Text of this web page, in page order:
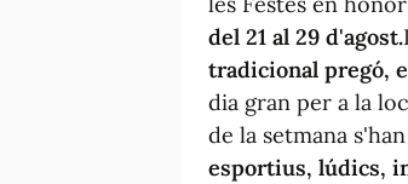
del 21 al 29 d'agost.
tradicional pregó,
dia gran per a la
de la setmana
esportius, lúdics,